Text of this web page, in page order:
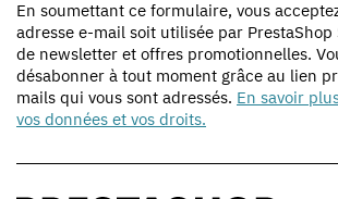
En soumettant ce formulaire, vous
adresse e-mail soit utilisée par PrestaShop
de newsletter et offres promotionnelles.
désabonner à tout moment grâce au lien
mails qui vous sont adressés. En savoir
vos données et vos droits.